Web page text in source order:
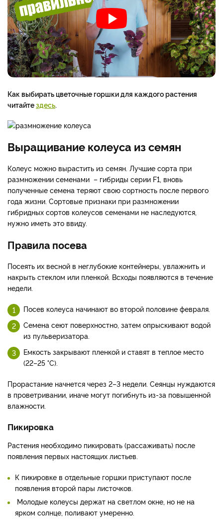
Как выбирать цветочные горшки для каждого растения
читайтездесь
Выращивание колеуса из семян
Колеус можно вырастить из семян. Лучшие сорта при
размножении семенами – гибриды серии F1, вновь
полученные семена теряют свою сортность после первого
года жизни. Сортовые признаки при размножении
гибридных сортов колеусов семенами не наследуются,
нужно иметь это ввиду.
Правила посева
Посеять их весной в неглубокие контейнеры, увлажнить и
накрыть стеклом или пленкой. Всходы появляются в течение
недели.
Посев колеуса начинают во второй половине февраля.
Семена сеют поверхностно, затем опрыскивают водой
из пульверизатора.
Емкость закрывают пленкой и ставят в теплое место
(22–25 °С).
Прорастание начнется через 2–3 недели. Сеянцы нуждаются
в проветривании, иначе могут погибнуть из-за повышенной
влажности.
Пикировка
Растения необходимо пикировать (рассаживать) после
появления первых настоящих листьев.
К пикировке в отдельные горшки приступают после
появления второй пары листочков.
Молодые колеусы держат на светлом окне, но не на
ярком солнце, поливают умеренно.